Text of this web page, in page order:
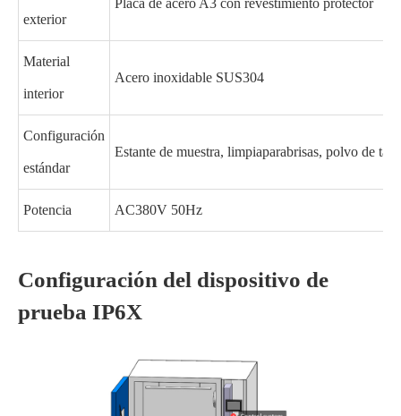
exterior
Placa de acero A3 con revestimiento protector
Material
interior
Acero inoxidable SUS304
Configuración
estándar
Estante de muestra, limpiaparabrisas, polvo de
Potencia AC380V 50Hz
Configuración del dispositivo de
prueba IP6X